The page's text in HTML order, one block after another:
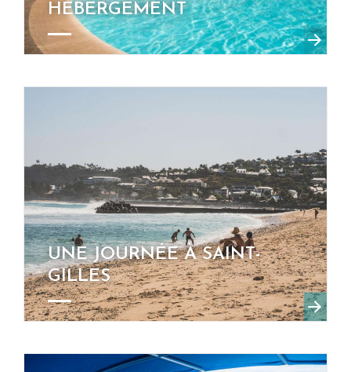
HÉBERGEMENT
UNE JOURNÉE À SAINT-
GILLES